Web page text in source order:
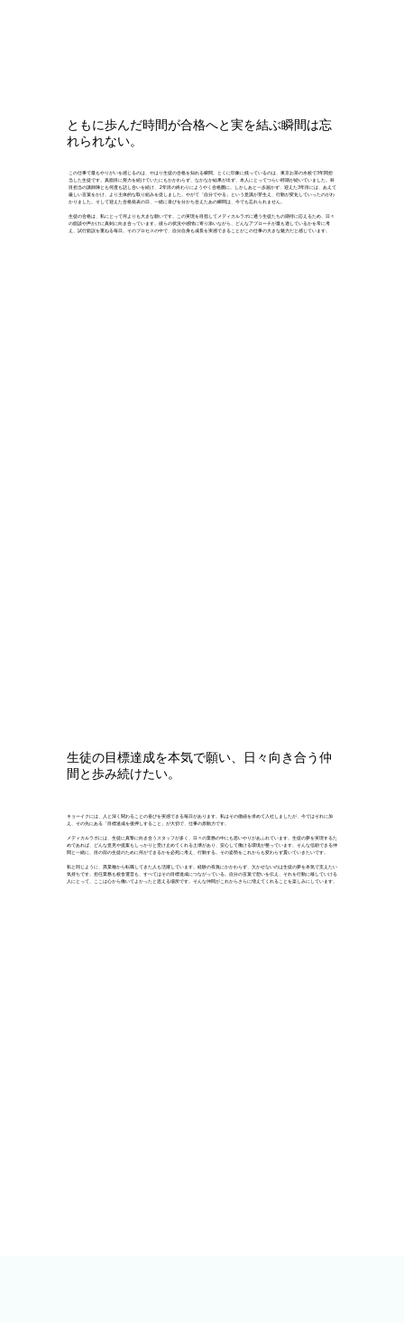
ともに歩んだ時間が合格へと実を結ぶ瞬間は忘
れられない。
この仕事で最もやりがいを感じるのは、やはり生徒の合格を知れる瞬間。とくに印象に残っているのは、東京お茶の水校で3年間担
当した生徒です。真面目に努力を続けていたにもかかわらず、なかなか結果が出ず、本人にとってつらい時期が続いていました。科
目担当の講師陣とも何度も話し合いを続け、2年目の終わりにようやく合格圏に。しかしあと一歩届かず、迎えた3年目には、あえて
厳しい言葉をかけ、より主体的な取り組みを促しました。やがて「自分でやる」という意識が芽生え、行動が変化していったのがわ
かりました。そして迎えた合格発表の日、一緒に喜びを分かち合えたあの瞬間は、今でも忘れられません。
生徒の合格は、私にとって何よりも大きな願いです。この実現を目指してメディカルラボに通う生徒たちの期待に応えるため、日々
の面談や声かけに真剣に向き合っています。彼らの状況や感情に寄り添いながら、どんなアプローチが最も適しているかを常に考
え、試行錯誤を重ねる毎日。そのプロセスの中で、自分自身も成長を実感できることがこの仕事の大きな魅力だと感じています。
生徒の目標達成を本気で願い、日々向き合う仲
間と歩み続けたい。
キョーイクには、人と深く関わることの喜びを実感できる毎日があります。私はその価値を求めて入社しましたが、今ではそれに加
え、その先にある「目標達成を後押しすること」が大切で、仕事の原動力です。
メディカルラボには、生徒に真摯に向き合うスタッフが多く、日々の業務の中にも思いやりがあふれています。生徒の夢を実現するた
めであれば、どんな意見や提案もしっかりと受け止めてくれる土壌があり、安心して働ける環境が整っています。そんな信頼できる仲
間と一緒に、目の前の生徒のために何ができるかを必死に考え、行動する。その姿勢をこれからも変わらず貫いていきたいです。
私と同じように、異業種から転職してきた人も活躍しています。経験の有無にかかわらず、欠かせないのは生徒の夢を本気で支えたい
気持ちです。担任業務も校舎運営も、すべてはその目標達成につながっている。自分の言葉で想いを伝え、それを行動に移していける
人にとって、ここは心から働いてよかったと思える場所です。そんな仲間がこれからさらに増えてくれることを楽しみにしています。